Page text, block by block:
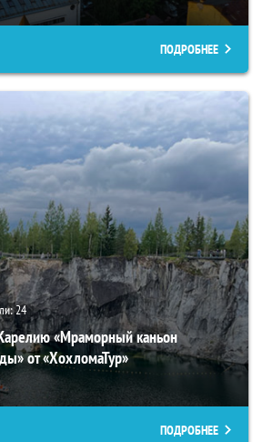
ПОДРОБНЕЕ
24
«Мраморный каньон
от «ХохломаТур»
ПОДРОБНЕЕ